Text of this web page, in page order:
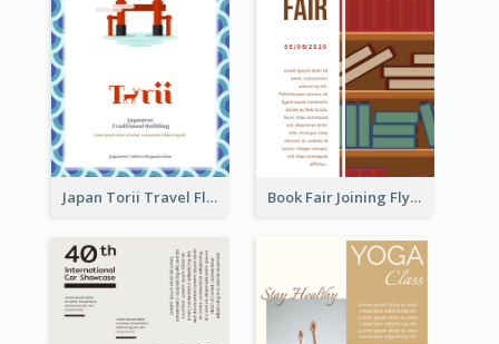
Japan Torii Travel Flyer Book Fair Joining Flyer